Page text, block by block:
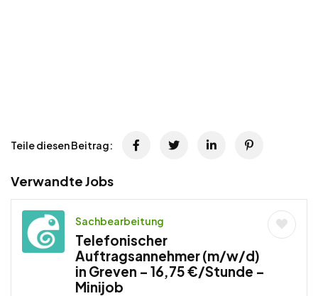
Teile diesen Beitrag:
Verwandte Jobs
Sachbearbeitung
Telefonischer
Auftragsannehmer (m/w/d)
in Greven – 16,75 €/Stunde –
Minijob